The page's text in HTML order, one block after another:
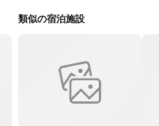
類似の宿泊施設